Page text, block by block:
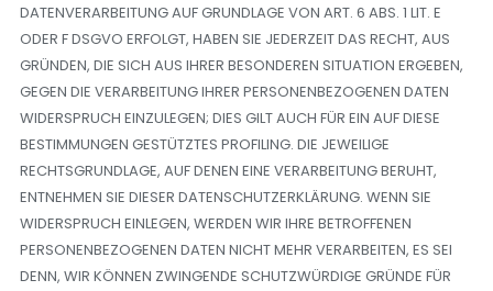
DATENVERARBEITUNG AUF GRUNDLAGE VON ART. 6 ABS. 1 LIT. E
ODER F DSGVO ERFOLGT, HABEN SIE JEDERZEIT DAS RECHT, AUS
GRÜNDEN, DIE SICH AUS IHRER BESONDEREN SITUATION ERGEBEN,
GEGEN DIE VERARBEITUNG IHRER PERSONENBEZOGENEN DATEN
WIDERSPRUCH EINZULEGEN; DIES GILT AUCH FÜR EIN AUF DIESE
BESTIMMUNGEN GESTÜTZTES PROFILING. DIE JEWEILIGE
RECHTSGRUNDLAGE, AUF DENEN EINE VERARBEITUNG BERUHT,
ENTNEHMEN SIE DIESER DATENSCHUTZERKLÄRUNG. WENN SIE
WIDERSPRUCH EINLEGEN, WERDEN WIR IHRE BETROFFENEN
PERSONENBEZOGENEN DATEN NICHT MEHR VERARBEITEN, ES SEI
DENN, WIR KÖNNEN ZWINGENDE SCHUTZWÜRDIGE GRÜNDE FÜR